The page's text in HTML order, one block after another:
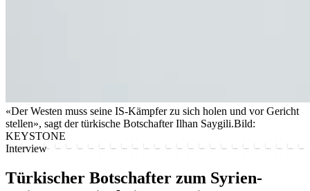
«Der Westen muss seine IS-Kämpfer zu sich holen und vor Gericht
stellen», sagt der türkische Botschafter Ilhan Saygili.Bild:
KEYSTONE
Interview
Türkischer Botschafter zum Syrien-